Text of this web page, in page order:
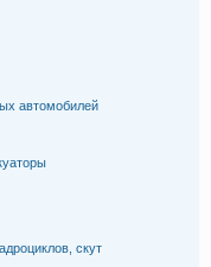
автомобилей
скут